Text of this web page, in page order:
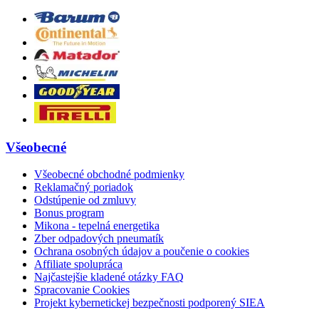
Všeobecné
Všeobecné obchodné podmienky
Reklamačný poriadok
Odstúpenie od zmluvy
Bonus program
Mikona - tepelná energetika
Zber odpadových pneumatík
Ochrana osobných údajov a poučenie o cookies
Affiliate spolupráca
Najčastejšie kladené otázky FAQ
Spracovanie Cookies
Projekt kybernetickej bezpečnosti podporený SIEA